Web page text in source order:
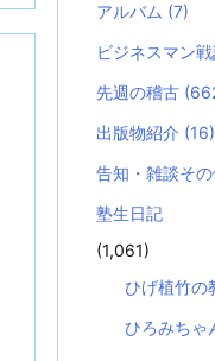
アルバム (7)
ビジネスマン
先週の稽古
出版物紹介 (16)
告知・雑談そ
塾生日記
(1,061)
ひげ植竹の
ひろみちゃ